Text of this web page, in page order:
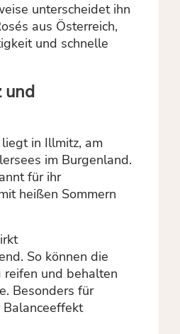
unterscheidet ihn
aus Österreich,
und schnelle
und
in Illmitz, am
im Burgenland.
für ihr
heißen Sommern
So können die
reifen und behalten
Besonders für
Balanceeffekt